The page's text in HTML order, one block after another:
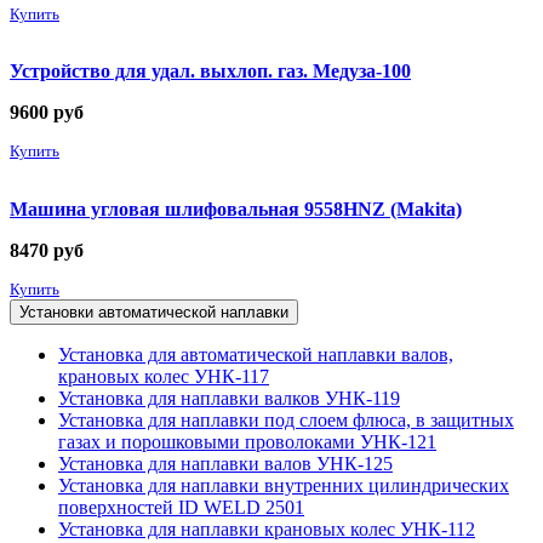
Купить
Устройство для удал. выхлоп. газ. Медуза-100
9600 руб
Купить
Машина угловая шлифовальная 9558HNZ (Makita)
8470 руб
Купить
Установки автоматической наплавки
Установка для автоматической наплавки валов,
крановых колес УНК-117
Установка для наплавки валков УНК-119
Установка для наплавки под слоем флюса, в защитных
газах и порошковыми проволоками УНК-121
Установка для наплавки валов УНК-125
Установка для наплавки внутренних цилиндрических
поверхностей ID WELD 2501
Установка для наплавки крановых колес УНК-112